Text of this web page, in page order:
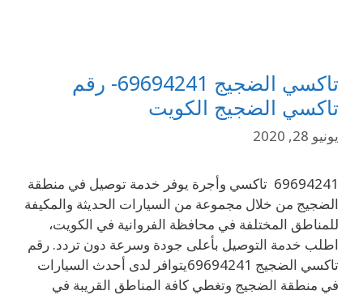
تاكسي الضجيج 69694241- رقم
تاكسي الضجيج الكويت
يونيو 28, 2020
69694241 تاكسي وأجرة يوفر خدمة توصيل في منطقة
الضجيج من خلال مجموعة من السيارات الحديثة والمكيفة
للمناطق المختلفة في محافظة الفروانية في الكويت،
اطلب خدمة التوصيل بأعلى جودة وسرعة دون تردد. رقم
تاكسي الضجيج 69694241يتوافر لدى أحدث السيارات
في منطقة الضجيج وتغطي كافة المناطق القريبة في